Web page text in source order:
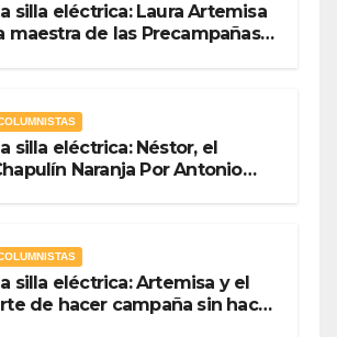
silla eléctrica: Laura Artemisa
maestra de las Precampañas
silla eléctrica: Néstor, el
Naranja Por Antonio
silla eléctrica: Artemisa y el
de hacer campaña sin hacer